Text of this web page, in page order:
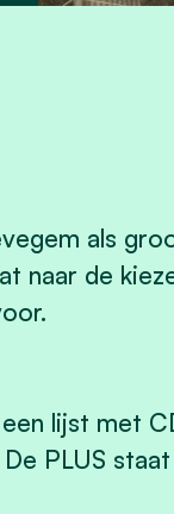
als
naar de
lijst met
PLUS